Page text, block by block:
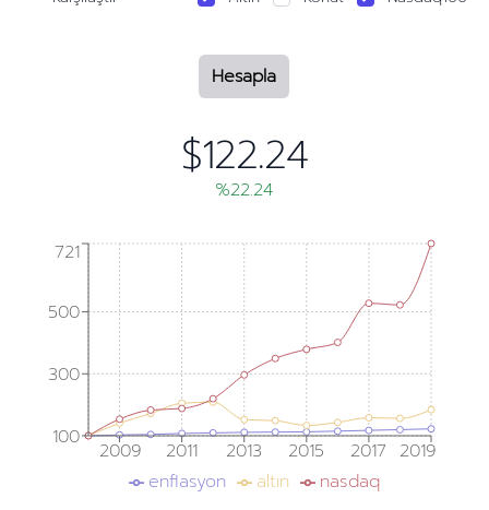
Hesapla
$122.24
%22.24
2009 2011 2013 2015 2017 2019
100
300
500
721
enflasyon altın nasdaq